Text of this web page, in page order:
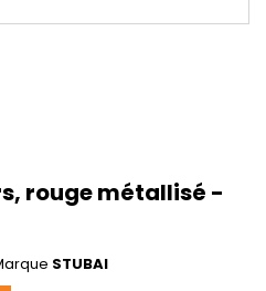
rouge métallisé -
STUBAI